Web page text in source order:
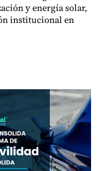
y energía solar,
institucional en